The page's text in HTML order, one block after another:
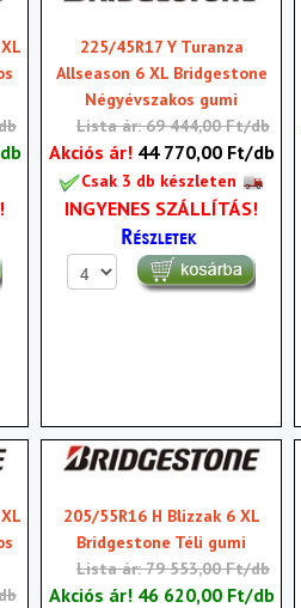
225/45R17 Y Turanza
Allseason 6 XL Bridgestone
Négyévszakos gumi
Lista ár: 69 444,00 Ft/db
Akciós ár! 44 770,00 Ft/db
Csak 3 db készleten
INGYENES SZÁLLÍTÁS!
205/55R16 H Blizzak 6 XL
Bridgestone Téli gumi
Lista ár: 79 553,00 Ft/db
Akciós ár! 46 620,00 Ft/db